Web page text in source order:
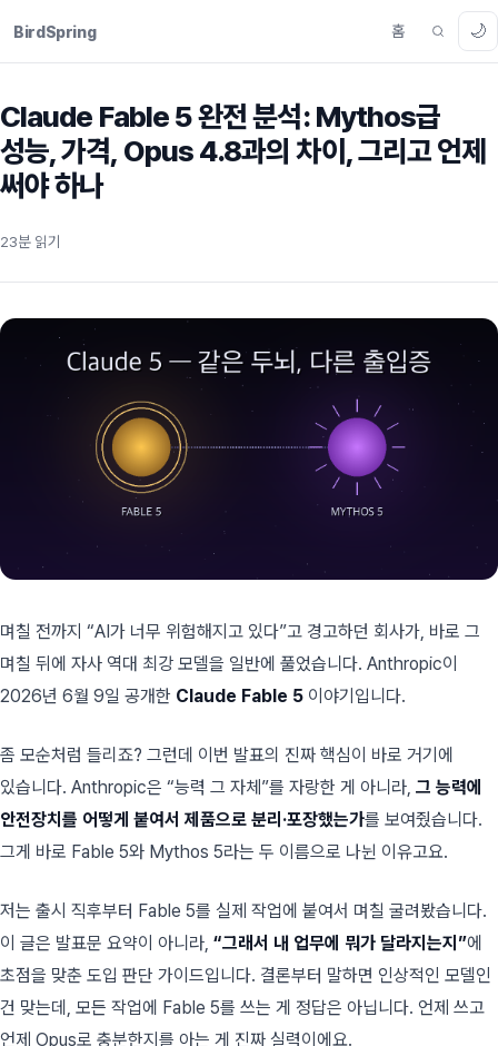
BirdSpring 홈 🌙
Claude Fable 5 완전 분석: Mythos급
성능, 가격, Opus 4.8과의 차이, 그리고 언제
써야 하나
23분 읽기
며칠 전까지 “AI가 너무 위험해지고 있다”고 경고하던 회사가, 바로 그
며칠 뒤에 자사 역대 최강 모델을 일반에 풀었습니다. Anthropic이
2026년 6월 9일 공개한 Claude Fable 5 이야기입니다.
좀 모순처럼 들리죠? 그런데 이번 발표의 진짜 핵심이 바로 거기에
있습니다. Anthropic은 “능력 그 자체”를 자랑한 게 아니라, 그 능력에
안전장치를 어떻게 붙여서 제품으로 분리·포장했는가를 보여줬습니다.
그게 바로 Fable 5와 Mythos 5라는 두 이름으로 나뉜 이유고요.
저는 출시 직후부터 Fable 5를 실제 작업에 붙여서 며칠 굴려봤습니다.
이 글은 발표문 요약이 아니라, “그래서 내 업무에 뭐가 달라지는지”에
초점을 맞춘 도입 판단 가이드입니다. 결론부터 말하면 인상적인 모델인
건 맞는데, 모든 작업에 Fable 5를 쓰는 게 정답은 아닙니다. 언제 쓰고
언제 Opus로 충분한지를 아는 게 진짜 실력이에요.